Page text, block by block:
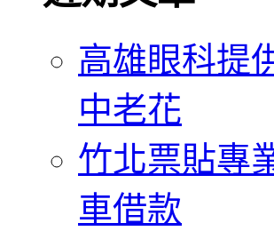
高雄眼科提
中老花
竹北票貼專
車借款